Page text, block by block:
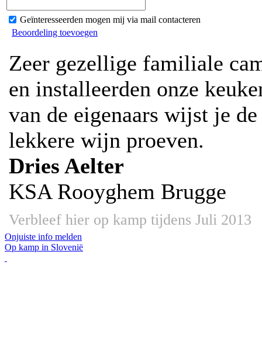
Geïnteresseerden mogen mij via mail contacteren
Beoordeling toevoegen
Zeer gezellige familiale
en installeerden onze
van de eigenaars wijst je
lekkere wijn proeven.
Dries Aelter
KSA Rooyghem Brugge
Verbleef hier op kamp tijdens Juli 2013
Onjuiste info melden
Op kamp in Slovenië